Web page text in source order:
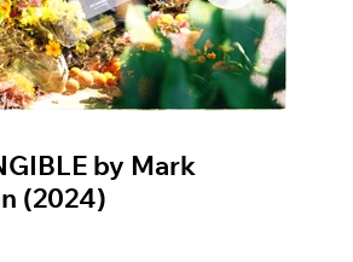
by Mark
(2024)